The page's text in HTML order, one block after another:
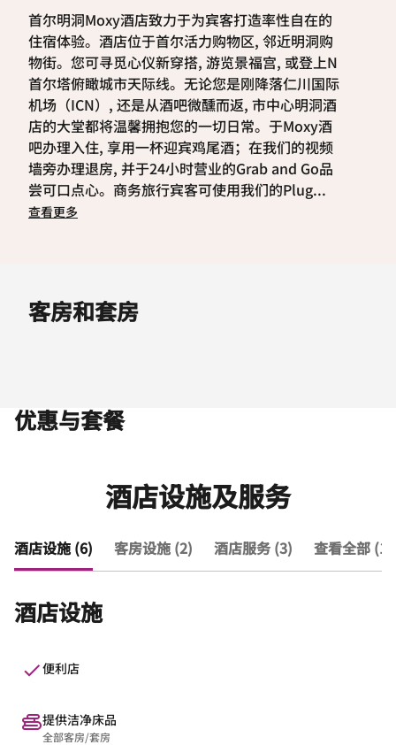
首尔明洞Moxy酒店致力于为宾客打造率性自在的
住宿体验。酒店位于首尔活力购物区, 邻近明洞购
物街。您可寻觅心仪新穿搭, 游览景福宫, 或登上N
首尔塔俯瞰城市天际线。无论您是刚降落仁川国际
机场（ICN）, 还是从酒吧微醺而返, 市中心明洞酒
店的大堂都将温馨拥抱您的一切日常。于Moxy酒
吧办理入住, 享用一杯迎宾鸡尾酒；在我们的视频
墙旁办理退房, 并于24小时营业的Grab and Go品
尝可口点心。商务旅行宾客可使用我们的Plug...
查看更多
客房和套房
优惠与套餐
酒店设施及服务
酒店设施 (6) 客房设施 (2) 酒店服务 (3) 查看全部
酒店设施
便利店
提供洁净床品
全部客房/套房